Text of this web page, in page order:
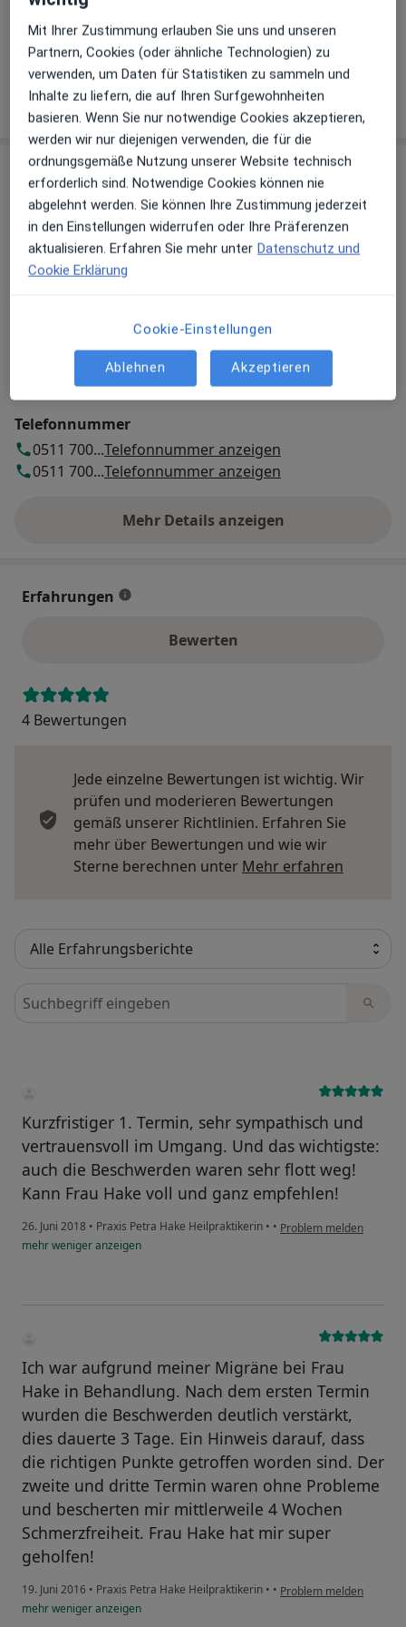
Eigenbluttherapie
Neuraltherapie
Wie funktioniert die Preisbildung?
Praxis
Praxis Petra Hake Heilpraktikerin
Georgstr. 38, Mitte, 30159Hannover
Verfügbarkeit
Petra Hake bietet an diesem Standort über
Jameda keine Online-Terminbuchung an
Telefonnummer
0511 700...Telefonnummer anzeigen
0511 700...Telefonnummer anzeigen
Mehr Details anzeigen
über die Adresse
Erfahrungen
Bewerten
4 Bewertungen
Jede einzelne Bewertungen ist wichtig. Wir
prüfen und moderieren Bewertungen
gemäß unserer Richtlinien. Erfahren Sie
mehr über Bewertungen und wie wir
Sterne berechnen unter Mehr erfahren
Bewertungen durchsuchen
Kurzfristiger 1. Termin, sehr sympathisch und
vertrauensvoll im Umgang. Und das wichtigste:
auch die Beschwerden waren sehr flott weg!
Kann Frau Hake voll und ganz empfehlen!
26. Juni 2018 • Praxis Petra Hake Heilpraktikerin • • Problem melden
mehrwenigeranzeigen
Ich war aufgrund meiner Migräne bei Frau
Hake in Behandlung. Nach dem ersten Termin
wurden die Beschwerden deutlich verstärkt,
dies dauerte 3 Tage. Ein Hinweis darauf, dass
die richtigen Punkte getroffen worden sind. Der
zweite und dritte Termin waren ohne Probleme
und bescherten mir mittlerweile 4 Wochen
Schmerzfreiheit. Frau Hake hat mir super
geholfen!
19. Juni 2016 • Praxis Petra Hake Heilpraktikerin • • Problem melden
mehrwenigeranzeigen
Mit Ihrer Zustimmung erlauben Sie uns und unseren
Partnern, Cookies (oder ähnliche Technologien) zu
verwenden, um Daten für Statistiken zu sammeln und
Inhalte zu liefern, die auf Ihren Surfgewohnheiten
basieren. Wenn Sie nur notwendige Cookies akzeptieren,
werden wir nur diejenigen verwenden, die für die
ordnungsgemäße Nutzung unserer Website technisch
erforderlich sind. Notwendige Cookies können nie
abgelehnt werden. Sie können Ihre Zustimmung jederzeit
in den Einstellungen widerrufen oder Ihre Präferenzen
aktualisieren. Erfahren Sie mehr unter Datenschutz und
Cookie Erklärung
Cookie-Einstellungen
Ablehnen Akzeptieren